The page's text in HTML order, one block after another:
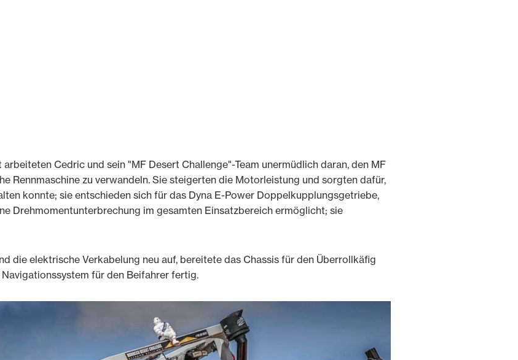
Cedric und sein "MF Desert Challenge"-Team unermüdlich daran, den MF
Rennmaschine zu verwandeln. Sie steigerten die Motorleistung und sorgten dafür,
konnte; sie entschieden sich für das Dyna E-Power Doppelkupplungsgetriebe,
Drehmomentunterbrechung im gesamten Einsatzbereich ermöglicht; sie
die elektrische Verkabelung neu auf, bereitete das Chassis für den Überrollkäfig
für den Beifahrer fertig.